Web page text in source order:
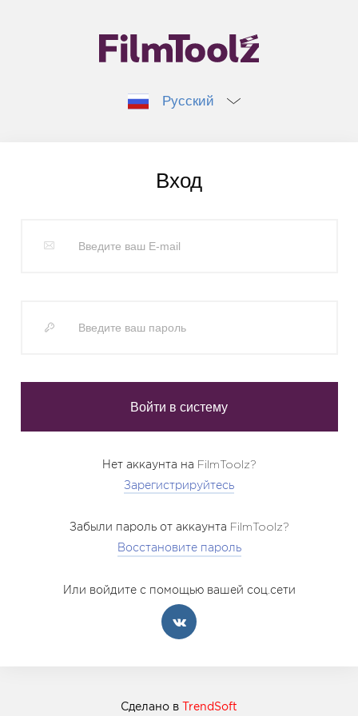
Русский
Вход
Нет аккаунта на FilmToolz?
Зарегистрируйтесь
Забыли пароль от аккаунта FilmToolz?
Восстановите пароль
Или войдите с помощью вашей соц.сети
Сделано в TrendSoft